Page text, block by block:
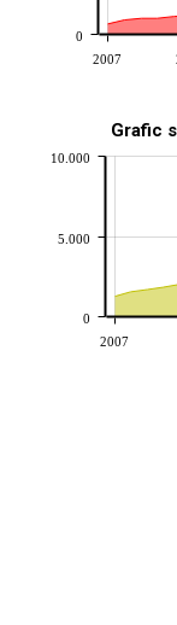
2007
0
Grafic
2007
0
5.000
10.000